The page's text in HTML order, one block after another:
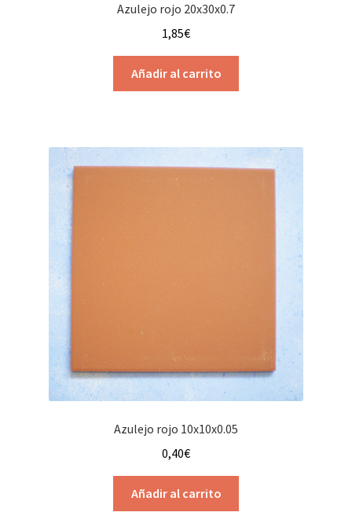
Azulejo rojo 20x30x0.7
1,85€
Añadir al carrito
Azulejo rojo 10x10x0.05
0,40€
Añadir al carrito